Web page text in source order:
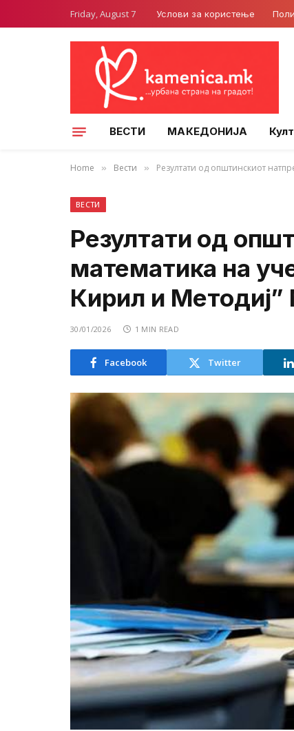
Friday, August 7 Услови за користење
ВЕСТИ МАКЕДОНИЈА
Home » Вести » Резултати од општинскиот
ВЕСТИ
Резултати од
математика на
Кирил и
30/01/2026 1 MIN READ
Facebook Twitter